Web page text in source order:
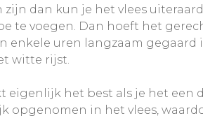
zijn dan kun je het vlees
te voegen. Dan hoeft het
enkele uren langzaam gegaard
witte rijst.
eigenlijk het best als je het een
opgenomen in het vlees,